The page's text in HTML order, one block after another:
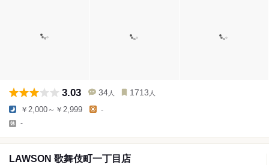
3.03 34 人 1713 人
￥2,000～￥2,999 -
-
LAWSON 歌舞伎町一丁目店